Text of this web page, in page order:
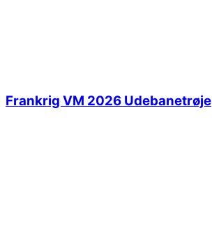
Frankrig VM 2026 Udebanetrøje